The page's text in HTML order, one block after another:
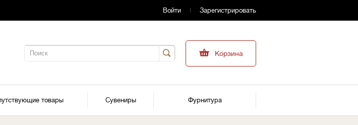
Войти Зарегистрировать
Корзина
товары Сувениры Фурнитура